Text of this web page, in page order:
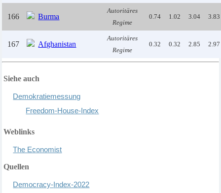
166 Burma
Autoritäres
Regime
0.74 1.02 3.04 3.83
167 Afghanistan
Autoritäres
Regime
0.32 0.32 2.85 2.97
Siehe auch
Demokratiemessung
Freedom-House- ndex
Weblinks
The Economist
Quellen
Democracy- ndex-2022